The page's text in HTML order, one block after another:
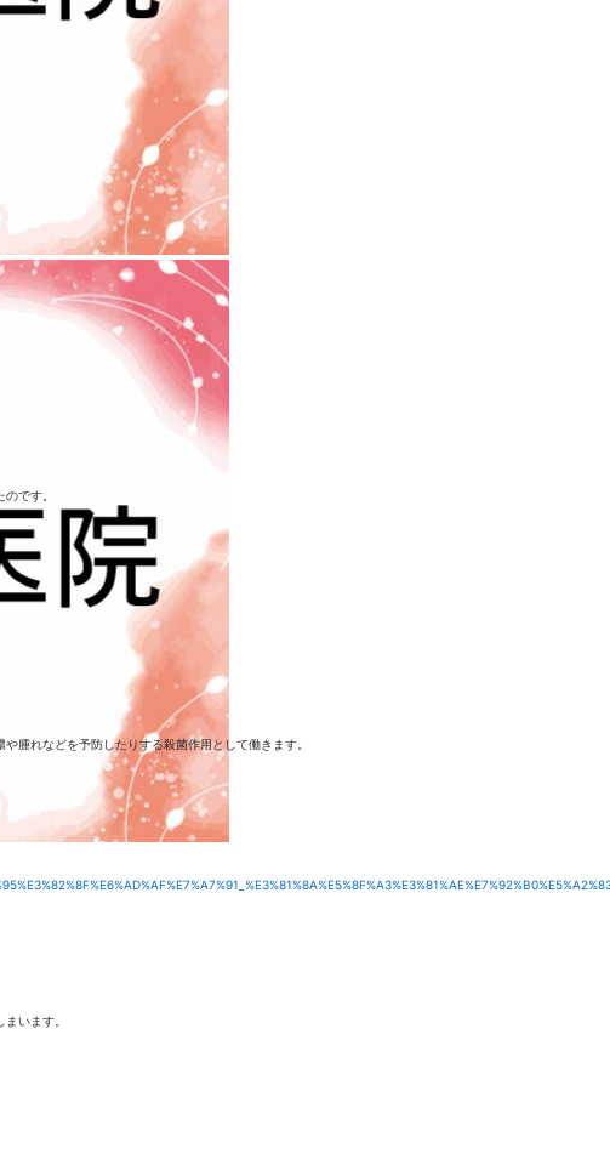
です。
腫れなどを予防したりする殺菌作用として働きます。
います。